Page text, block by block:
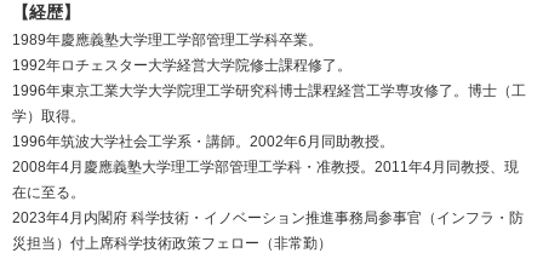
【経歴】
1989年慶應義塾大学理工学部管理工学科卒業。
1992年ロチェスター大学経営大学院修士課程修了。
1996年東京工業大学大学院理工学研究科博士課程経営工学専攻修了。博士（工
学）取得。
1996年筑波大学社会工学系・講師。2002年6月同助教授。
2008年4月慶應義塾大学理工学部管理工学科・准教授。2011年4月同教授、現
在に至る。
2023年4月内閣府 科学技術・イノベーション推進事務局参事官（インフラ・防
災担当）付上席科学技術政策フェロー（非常勤）